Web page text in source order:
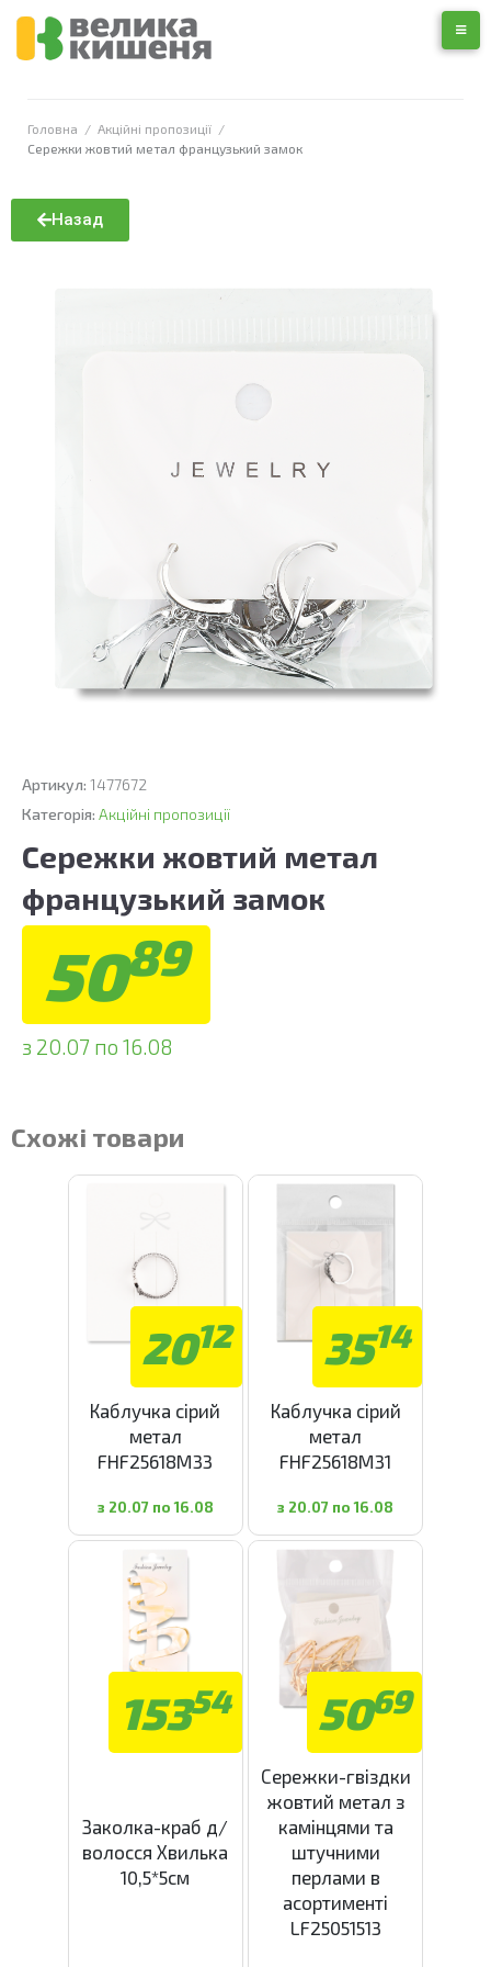
Головна / Акційні пропозиції /
Сережки жовтий метал французький замок
Назад
Артикул: 1477672
Категорія: Акційні пропозиції
Сережки жовтий метал
французький замок
5089
з 20.07 по 16.08
Схожі товари
2012
Каблучка сірий
метал
FHF25618M33
з 20.07 по 16.08
3514
Каблучка сірий
метал
FHF25618M31
з 20.07 по 16.08
15354
Заколка-краб д/
волосся Хвилька
10,5*5см
5069
Сережки-гвіздки
жовтий метал з
камінцями та
штучними
перлами в
асортименті
LF25051513